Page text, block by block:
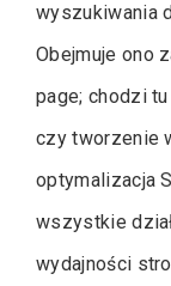
wyszukiwania
Obejmuje ono
page; chodzi
czy tworzenie
optymalizacja
wszystkie
wydajności